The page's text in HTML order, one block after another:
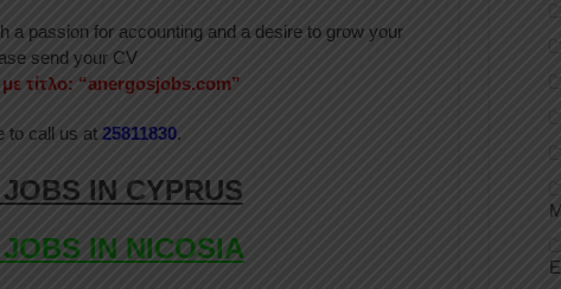
a passion for accounting and a desire to grow your
send your CV
με τίτλο: “anergosjobs.com”
to call us at 25811830.
IN CYPRUS
IN NICOSIA